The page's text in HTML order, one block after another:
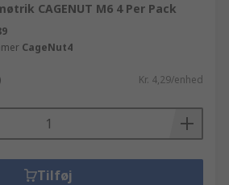
CAGENUT M6 4 Per Pack
CageNut4
Kr. 4,29/enhed
Tilføj